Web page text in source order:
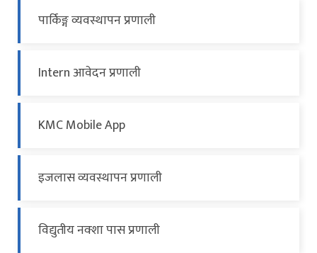
पार्किङ्ग व्यवस्थापन प्रणाली
Intern आवेदन प्रणाली
KMC Mobile App
इजलास व्यवस्थापन प्रणाली
विद्युतीय नक्शा पास प्रणाली